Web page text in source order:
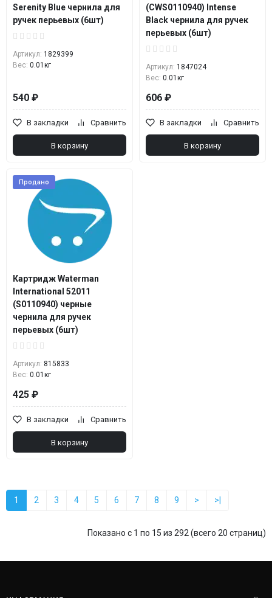
Serenity Blue чернила для
ручек перьевых (6шт)
Артикул: 1829399
Вес: 0.01кг
540 ₽
В закладки Сравнить
В корзину
(CWS0110940) Intense
Black чернила для ручек
перьевых (6шт)
Артикул: 1847024
Вес: 0.01кг
606 ₽
В закладки Сравнить
В корзину
Продано
Картридж Waterman
International 52011
(S0110940) черные
чернила для ручек
перьевых (6шт)
Артикул: 815833
Вес: 0.01кг
425 ₽
В закладки Сравнить
В корзину
1 2 3 4 5 6 7 8 9 > >|
Показано с 1 по 15 из 292 (всего 20 страниц)